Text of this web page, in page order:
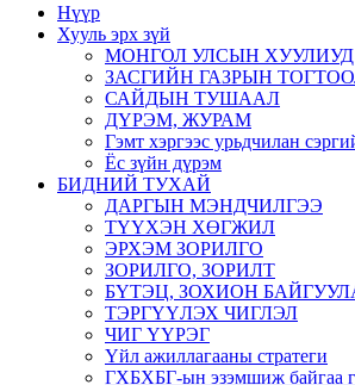
Нүүр
Хууль эрх зүй
МОНГОЛ УЛСЫН ХУУЛИУД
ЗАСГИЙН ГАЗРЫН
САЙДЫН ТУШААЛ
ДҮРЭМ, ЖУРАМ
Гэмт хэргээс урьдчилан
Ёс зүйн дүрэм
БИДНИЙ ТУХАЙ
ДАРГЫН МЭНДЧИЛГЭЭ
ТҮҮХЭН ХӨГЖИЛ
ЭРХЭМ ЗОРИЛГО
ЗОРИЛГО, ЗОРИЛТ
БҮТЭЦ, ЗОХИОН
ТЭРГҮҮЛЭХ ЧИГЛЭЛ
ЧИГ ҮҮРЭГ
Үйл ажиллагааны стратеги
ГХБХБГ-ын эзэмшиж байгаа